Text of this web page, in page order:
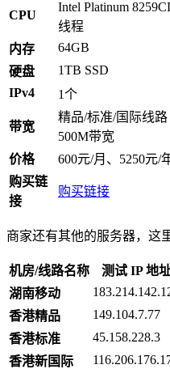
CPU
Intel Platinum
线程
内存
64GB
硬盘
1TB SSD
IPv4
1个
带宽
精品/标准/国际线路
500M带宽
价格 600元/月、5250元/
购买链
接
购买链接
商家还有其他的服务器，这
机房/线路名称
测试 IP 地
湖南移动
香港精品
149.104.7.77
香港标准
45.158.228.3
香港新国际